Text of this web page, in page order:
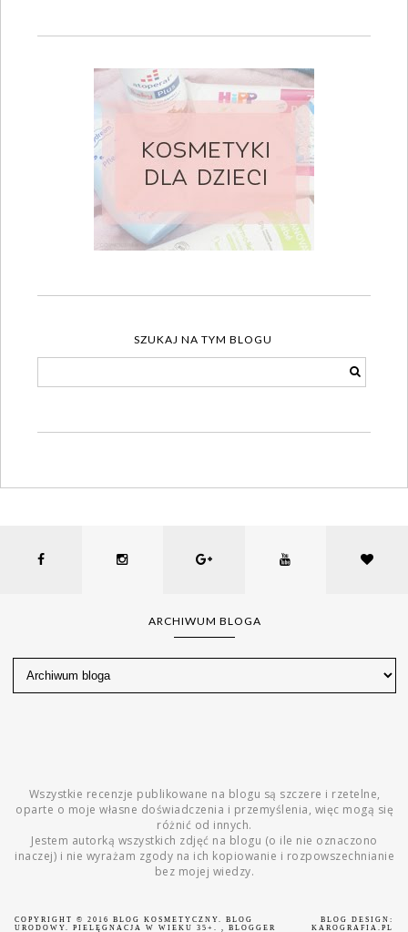
SZUKAJ NA TYM BLOGU
ARCHIWUM BLOGA
Wszystkie recenzje publikowane na blogu są szczere i rzetelne,
oparte o moje własne doświadczenia i przemyślenia, więc mogą się
różnić od innych.
Jestem autorką wszystkich zdjęć na blogu (o ile nie oznaczono
inaczej) i nie wyrażam zgody na ich kopiowanie i rozpowszechnianie
bez mojej wiedzy.
COPYRIGHT © 2016 BLOG KOSMETYCZNY. BLOG
URODOWY. PIELĘGNACJA W WIEKU 35+. , BLOGGER
BLOG DESIGN:
KAROGRAFIA.PL